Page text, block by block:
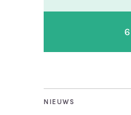
NIEUWS